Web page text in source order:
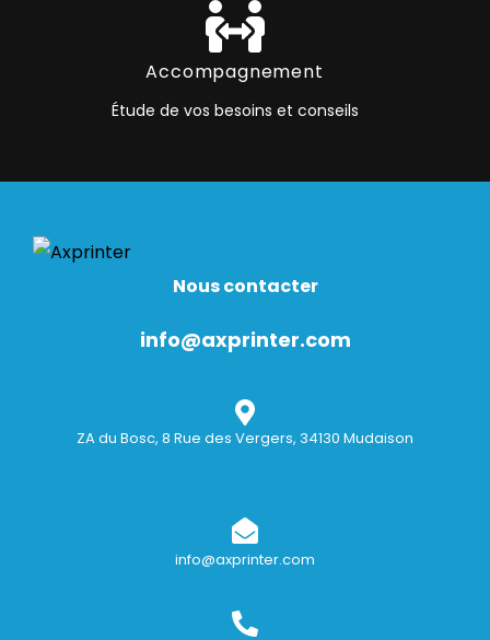
Accompagnement
Étude de vos besoins et conseils
Nous contacter
info@axprinter.com
ZA du Bosc, 8 Rue des Vergers, 34130 Mudaison
info@axprinter.com